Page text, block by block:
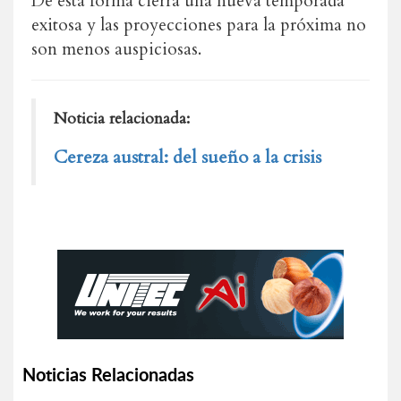
exitosa y las proyecciones para la próxima no
son menos auspiciosas.
Noticia relacionada:
Cereza austral: del sueño a la crisis
Noticias Relacionadas